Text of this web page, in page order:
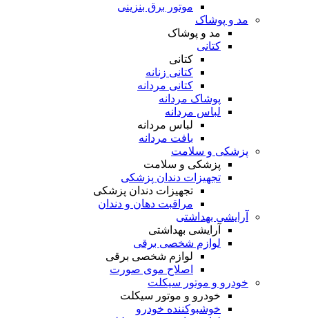
موتور برق بنزینی
مد و پوشاک
مد و پوشاک
کتانی
کتانی
کتانی زنانه
کتانی مردانه
پوشاک مردانه
لباس مردانه
لباس مردانه
بافت مردانه
پزشکی و سلامت
پزشکی و سلامت
تجهیزات دندان پزشکی
تجهیزات دندان پزشکی
مراقبت دهان و دندان
آرایشی بهداشتی
آرایشی بهداشتی
لوازم شخصی برقی
لوازم شخصی برقی
اصلاح موی صورت
خودرو و موتور سیکلت
خودرو و موتور سیکلت
خوشبو‌کننده خودرو